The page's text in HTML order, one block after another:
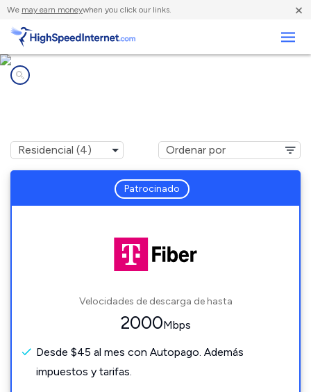
We may earn moneywhen you click our links. ×
Patrocinado
Velocidades de descarga de hasta
2000Mbps
Desde $45 al mes con Autopago. Además
impuestos y tarifas.